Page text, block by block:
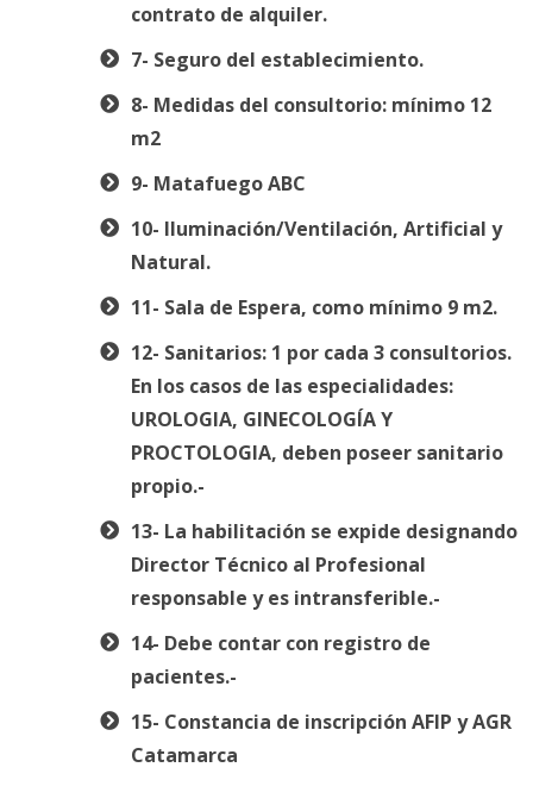
contrato de alquiler.
7- Seguro del establecimiento.
8- Medidas del consultorio: mínimo 12
m2
9- Matafuego ABC
10- Iluminación/Ventilación, Artificial y
Natural.
11- Sala de Espera, como mínimo 9 m2.
12- Sanitarios: 1 por cada 3 consultorios.
En los casos de las especialidades:
UROLOGIA, GINECOLOGÍA Y
PROCTOLOGIA, deben poseer sanitario
propio.-
13- La habilitación se expide designando
Director Técnico al Profesional
responsable y es intransferible.-
14- Debe contar con registro de
pacientes.-
15- Constancia de inscripción AFIP y AGR
Catamarca